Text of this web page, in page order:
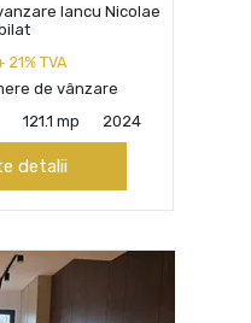
Iancu Nicolae
21% TVA
de vânzare
121.1 mp 2024
detalii